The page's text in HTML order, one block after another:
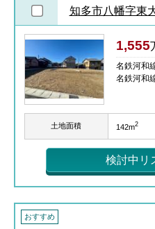
知多市八幡字東
1,555
名鉄河
名鉄河
土地面積 142m2
検討中リ
おすすめ